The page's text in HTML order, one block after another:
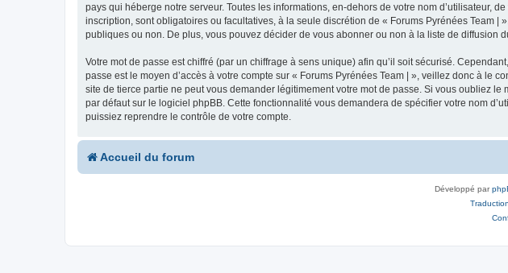
pays qui héberge notre serveur. Toutes les informations, en-dehors de votre nom d’utilisateur,
inscription, sont obligatoires ou facultatives, à la seule discrétion de « Forums Pyrénées Team
publiques ou non. De plus, vous pouvez décider de vous abonner ou non à la liste de diffusion
Votre mot de passe est chiffré (par un chiffrage à sens unique) afin qu’il soit sécurisé.
passe est le moyen d’accès à votre compte sur « Forums Pyrénées Team | », veillez donc à le
site de tierce partie ne peut vous demander légitimement votre mot de passe. Si vous oubliez
par défaut sur le logiciel phpBB. Cette fonctionnalité vous demandera de spécifier votre nom
puissiez reprendre le contrôle de votre compte.
Accueil du forum
Développé par